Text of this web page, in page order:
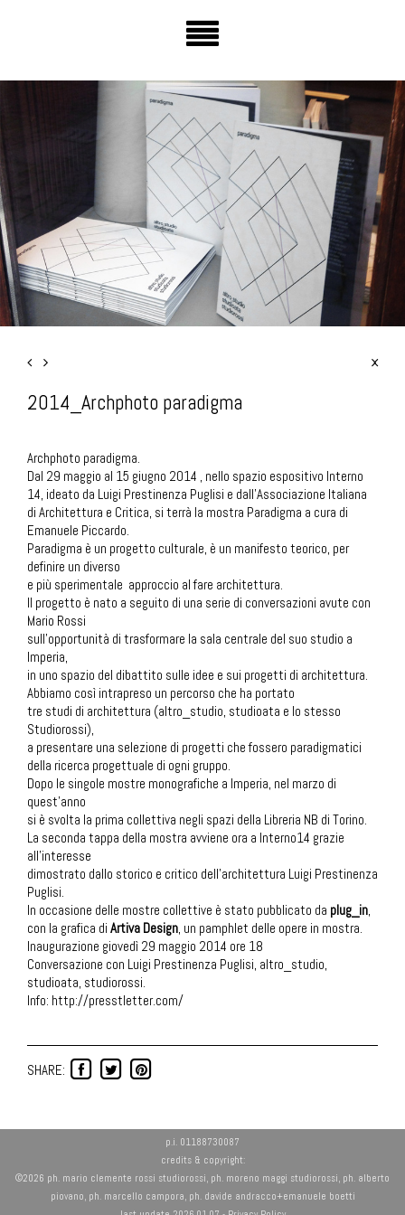
2014_Archphoto paradigma
Archphoto paradigma.
Dal 29 maggio al 15 giugno 2014 , nello spazio espositivo Interno
14, ideato da Luigi Prestinenza Puglisi e dall’Associazione Italiana
di Architettura e Critica, si terrà la mostra Paradigma a cura di
Emanuele Piccardo.
Paradigma è un progetto culturale, è un manifesto teorico, per
definire un diverso
e più sperimentale approccio al fare architettura.
Il progetto è nato a seguito di una serie di conversazioni avute con
Mario Rossi
sull’opportunità di trasformare la sala centrale del suo studio a
Imperia,
in uno spazio del dibattito sulle idee e sui progetti di architettura.
Abbiamo così intrapreso un percorso che ha portato
tre studi di architettura (altro_studio, studioata e lo stesso
Studiorossi),
a presentare una selezione di progetti che fossero paradigmatici
della ricerca progettuale di ogni gruppo.
Dopo le singole mostre monografiche a Imperia, nel marzo di
quest’anno
si è svolta la prima collettiva negli spazi della Libreria NB di Torino.
La seconda tappa della mostra avviene ora a Interno14 grazie
all’interesse
dimostrato dallo storico e critico dell’architettura Luigi Prestinenza
Puglisi.
In occasione delle mostre collettive è stato pubblicato da plug_in
con la grafica di Artiva Design , un pamphlet delle opere in mostra.
Inaugurazione giovedì 29 maggio 2014 ore 18
Conversazione con Luigi Prestinenza Puglisi, altro_studio,
studioata, studiorossi.
Info: http://presstletter.com/
SHARE:
p.i. 01188730087
credits & copyright:
©2026 ph. mario clemente rossi studiorossi, ph. moreno maggi studiorossi, ph. alberto
piovano, ph. marcello campora, ph. davide andracco+emanuele boetti